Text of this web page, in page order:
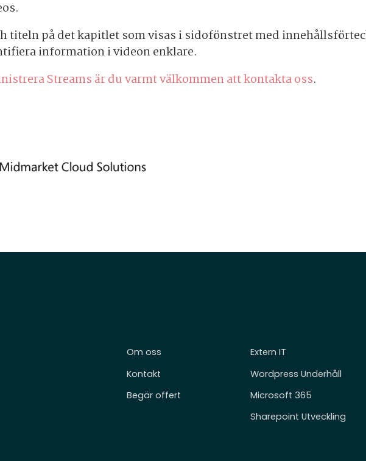
titeln på det kapitlet som visas i sidofönstret med
information i videon enklare.
Streams är du varmt välkommen att kontakta oss.
Om oss
Kontakt
Begär offert
Extern IT
Wordpress Underhåll
Microsoft 365
Sharepoint Utveckling